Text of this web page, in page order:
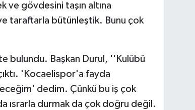
ve gövdesini taşın altına
ve taraftarla bütünleştik. Bunu çok
bulundu. Başkan Durul, ''Kulübü
'Kocaelispor'a fayda
dedim. Çünkü bu iş çok
ısrarla durmak da çok doğru değil.